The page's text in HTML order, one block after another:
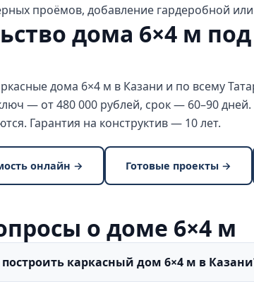
проёмов, добавление гардеробной
дома 6×4 м
дома 6×4 м в Казани и по всему
— от 480 000 рублей, срок — 60–90
Гарантия на конструктив — 10 лет.
онлайн → Готовые проекты →
о доме 6×4 м
построить каркасный дом 6×4 м в